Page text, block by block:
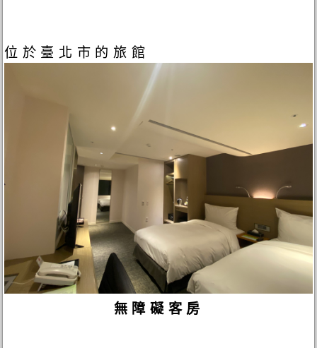
位於臺北市的旅館
無障礙客房